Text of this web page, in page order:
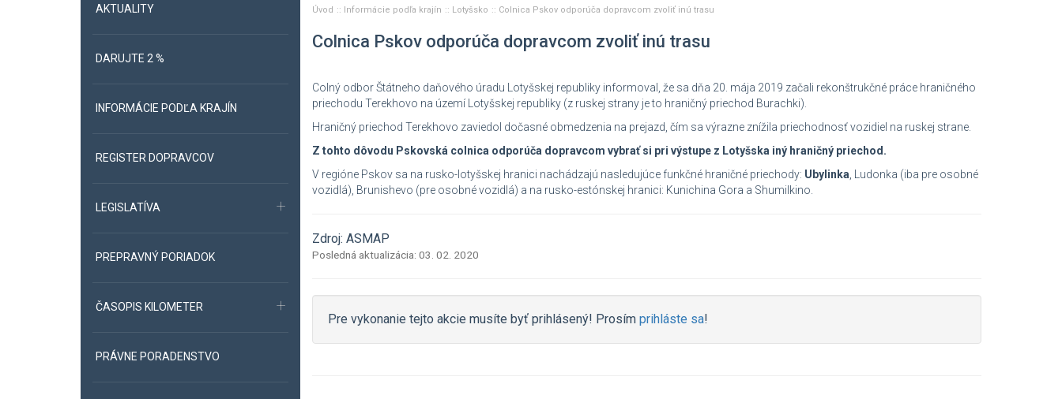
AKTUALITY
DARUJTE 2 %
INFORMÁCIE PODĽA KRAJÍN
REGISTER DOPRAVCOV
LEGISLATÍVA
PREPRAVNÝ PORIADOK
ČASOPIS KILOMETER
PRÁVNE PORADENSTVO
Úvod Informácie podľa krajín Lotyšsko Colnica Pskov odporúča dopravcom zvoliť inú trasu
Colnica Pskov odporúča dopravcom zvoliť inú trasu
Colný odbor Štátneho daňového úradu Lotyšskej republiky informoval, že sa dňa 20. mája 2019 začali rekonštrukčné práce hraničného
priechodu Terekhovo na území Lotyšskej republiky (z ruskej strany je to hraničný priechod Burachki).
Hraničný priechod Terekhovo zaviedol dočasné obmedzenia na prejazd, čím sa výrazne znížila priechodnosť vozidiel na ruskej strane.
Z tohto dôvodu Pskovská colnica odporúča dopravcom vybrať si pri výstupe z Lotyšska iný hraničný priechod.
V regióne Pskov sa na rusko-lotyšskej hranici nachádzajú nasledujúce funkčné hraničné priechody: Ubylinka , Ludonka (iba pre osobné
vozidlá), Brunishevo (pre osobné vozidlá) a na rusko-estónskej hranici: Kunichina Gora a Shumilkino.
Zdroj: ASMAP
Posledná aktualizácia: 03. 02. 2020
Pre vykonanie tejto akcie musíte byť prihlásený! Prosím prihláste sa!